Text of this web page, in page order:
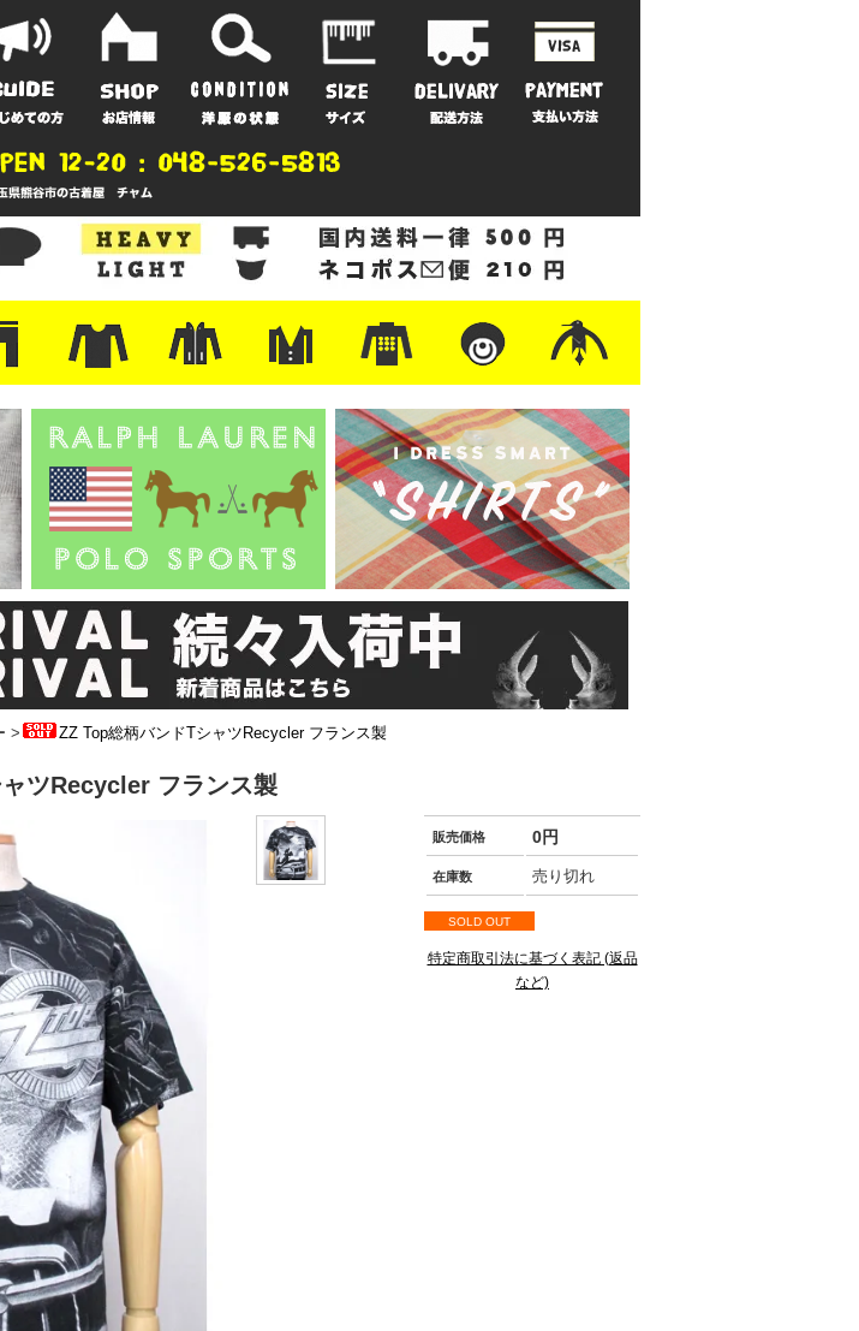
プタ
トパンツ
ドア/グラミチ
ズ/ペインター
RED
リー/ワーク
ュロイ/スタプレ
ン/スラックス/チノ
ーオール/つなぎ
ジ/スウェット/ナイロ
・セントジェームス/ルミノア
・ロンT/サーマル/ラグビー・プリント/半袖/スウェット
・チャンピオン/リバース
・パーカー ・デニム/コットン
・アウトドア/フリース
・ジャージ/ナイロン
・ミリタリー/ワーク
・ウール/レザー
・スーツ/ジレ
> ZZ Top総柄バンドTシャツRecycler フランス製
ツRecycler フランス製
販売価格 0円
在庫数 売り切れ
SOLD OUT
特定商取引法に基づく表記 (返品
など)